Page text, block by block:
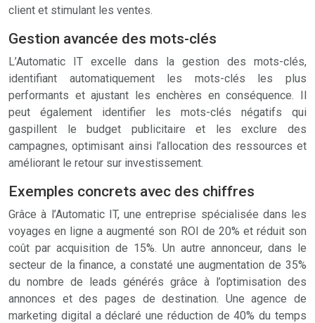
client et stimulant les ventes.
Gestion avancée des mots-clés
L’Automatic IT excelle dans la gestion des mots-clés,
identifiant automatiquement les mots-clés les plus
performants et ajustant les enchères en conséquence. Il
peut également identifier les mots-clés négatifs qui
gaspillent le budget publicitaire et les exclure des
campagnes, optimisant ainsi l’allocation des ressources et
améliorant le retour sur investissement.
Exemples concrets avec des chiffres
Grâce à l’Automatic IT, une entreprise spécialisée dans les
voyages en ligne a augmenté son ROI de 20% et réduit son
coût par acquisition de 15%. Un autre annonceur, dans le
secteur de la finance, a constaté une augmentation de 35%
du nombre de leads générés grâce à l’optimisation des
annonces et des pages de destination. Une agence de
marketing digital a déclaré une réduction de 40% du temps